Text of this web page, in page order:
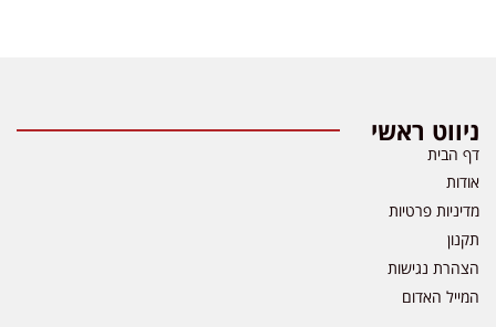
ניווט ראשי
דף הבית
אודות
מדיניות פרטיות
תקנון
הצהרת נגישות
המייל האדום